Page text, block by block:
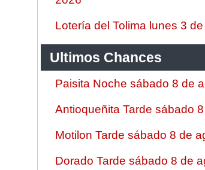
Lotería del Tolima lunes 3
Ultimos Chances
Paisita Noche sábado 8 de
Antioqueñita Tarde sábado
Motilon Tarde sábado 8 de
Dorado Tarde sábado 8 de